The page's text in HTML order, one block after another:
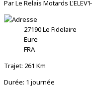
Par Le Relais Motards
27190Le Fidelaire
Eure
FRA
Trajet: 261 Km
Durée: 1 journée